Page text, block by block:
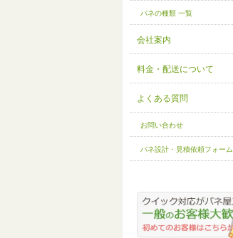
バネの種類 一覧
会社案内
料金・配送について
よくある質問
お問い合わせ
バネ設計・見積依頼フォーム